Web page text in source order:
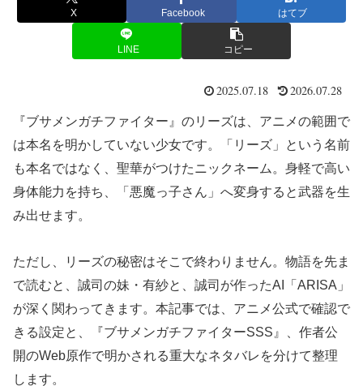
X Facebook はてブ
LINE コピー
2025.07.18 2026.07.28
『ブサメンガチファイター』のリーズは、アニメの範囲で
は本名を明かしていない少女です。「リーズ」という名前
も本名ではなく、聖華がつけたニックネーム。身軽で高い
身体能力を持ち、「悪魔っ子さん」へ変身すると武器を生
み出せます。
ただし、リーズの秘密はそこで終わりません。物語を先ま
で読むと、誠司の妹・有紗と、誠司が作ったAI「ARISA」
が深く関わってきます。本記事では、アニメ公式で確認で
きる設定と、『ブサメンガチファイターSSS』、作者公
開のWeb原作で明かされる重大なネタバレを分けて整理
します。